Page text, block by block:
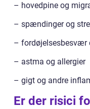
– hovedpine og
– spændinger og
– fordøjelsesbesvær
– astma og allergier
– gigt og andre
Er der risici